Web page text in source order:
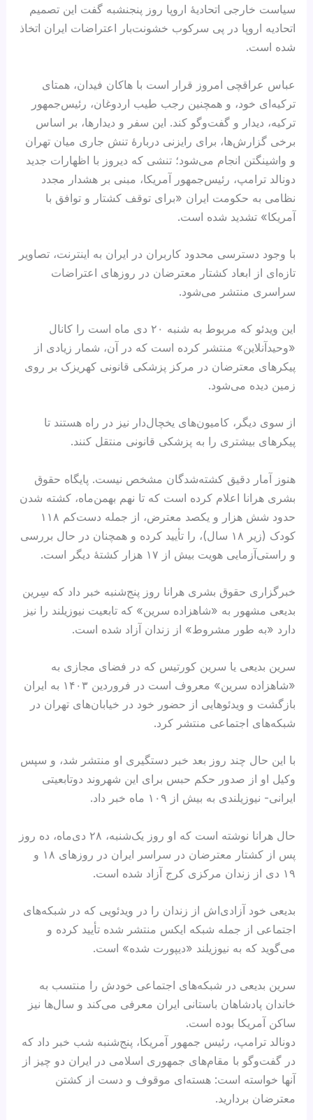
سیاست خارجی اتحادیۀ اروپا روز پنجنشبه گفت این تصمیم
اتحادیه اروپا در پی سرکوب خشونت‌بار اعتراضات ایران اتخاذ
شده است.
عباس عراقچی امروز قرار است با هاکان فیدان، همتای
ترکیه‌ای خود، و همچنین رجب طیب اردوغان، رئیس‌جمهور
ترکیه، دیدار و گفت‌وگو کند. این سفر و دیدارها، بر اساس
برخی گزارش‌ها، برای رایزنی دربارهٔ تنش جاری میان تهران
و واشینگتن انجام می‌شود؛ تنشی که دیروز با اظهارات جدید
دونالد ترامپ، رئیس‌جمهور آمریکا، مبنی بر هشدار مجدد
نظامی به حکومت ایران «برای توقف کشتار و توافق با‌
آمریکا» تشدید شده است.
با وجود دسترسی محدود کاربران در ایران به اینترنت، تصاویر
تازه‌ای از ابعاد کشتار معترضان در روزهای اعتراضات
سراسری منتشر می‌شود.
این ویدئو که مربوط به شنبه ۲۰ دی ماه است را کانال
«وحید‌آنلاین» منتشر کرده است که در آن، شمار زیادی از
پیکرهای معترضان در مرکز پزشکی قانونی کهریزک بر روی
زمین دیده می‌شود.
از سوی دیگر، کامیون‌های یخچال‌دار نیز در راه هستند تا
پیکرهای بیشتری را به پزشکی قانونی منتقل کنند.
هنوز آمار دقیق کشته‌شدگان مشخص نیست. پایگاه حقوق
بشری هرانا اعلام کرده است که تا نهم بهمن‌ماه، کشته شدن
حدود شش هزار و یکصد معترض، از جمله دست‌کم ۱۱۸
کودک (زیر ۱۸ سال)، را تأیید کرده و همچنان در حال بررسی
و راستی‌آزمایی هویت بیش از ۱۷ هزار کشتهٔ دیگر است.
خبرگزاری حقوق بشری هرانا روز پنج‌شنبه خبر داد که سِرین
بدیعی مشهور به «شاهزاده سرین» که تابعیت نیوزیلند را نیز
دارد «به طور مشروط» از زندان آزاد شده است.
سرین بدیعی یا سرین کورتیس که در فضای مجازی به
«شاهزاده سرین» معروف است در فروردین ۱۴۰۳ به ایران
بازگشت و ویدئو‌هایی از حضور خود در خیابان‌های تهران در
شبکه‌های اجتماعی منتشر کرد.
با این حال چند روز بعد خبر دستگیری او منتشر شد، و سپس
وکیل او از صدور حکم حبس برای این شهروند دوتابعیتی
ایرانی- نیوزیلندی به بیش از ۱۰۹ ماه خبر داد.
حال هرانا نوشته است که او روز یک‌شنبه، ۲۸ دی‌ماه، ده روز
پس از کشتار معترضان در سراسر ایران در روزهای ۱۸ و
۱۹ دی از زندان مرکزی کرج آزاد شده است.
بدیعی خود آزادی‌اش از زندان را در ویدئویی که در شبکه‌های
اجتماعی از جمله شبکه ایکس منتشر شده تأیید کرده و
می‌گوید که به نیوزیلند «دیپورت شده» است.
سرین بدیعی در شبکه‌های اجتماعی خودش را منتسب به
خاندان پادشاهان باستانی ایران معرفی می‌کند و سال‌ها نیز
ساکن آمریکا بوده است.
دونالد ترامپ، رئیس جمهور آمریکا، پنج‌شنبه شب خبر داد که
در گفت‌وگو با مقام‌های جمهوری اسلامی در ایران دو چیز از
آنها خواسته است: هسته‌ای موقوف و دست از کشتن
معترضان بردارید.